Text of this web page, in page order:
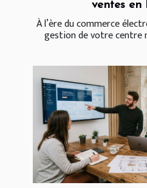
ventes en
À l’ère du commerce
gestion de votre centre